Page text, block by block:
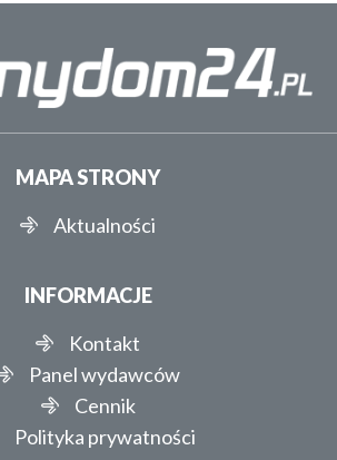
MAPA STRONY
Aktualności
INFORMACJE
Kontakt
Panel wydawców
Cennik
Polityka prywatności